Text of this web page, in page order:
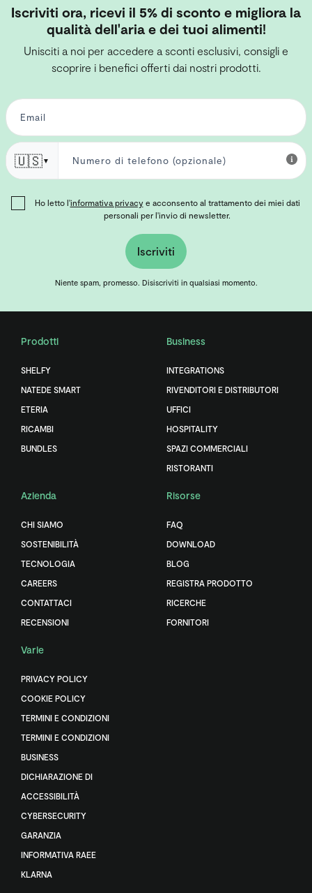
Iscriviti ora, ricevi il 5% di sconto e migliora la
qualità dell'aria e dei tuoi alimenti!
Unisciti a noi per accedere a sconti esclusivi, consigli e
scoprire i benefici offerti dai nostri prodotti.
🇺🇸▼
Ho letto l'informativa privacye acconsento al trattamento dei miei dati
personali per l'invio di newsletter.
Iscriviti
Niente spam, promesso. Disiscriviti in qualsiasi momento.
Prodotti
SHELFY
NATEDE SMART
ETERIA
RICAMBI
BUNDLES
Business
INTEGRATIONS
RIVENDITORI E DISTRIBUTORI
UFFICI
HOSPITALITY
SPAZI COMMERCIALI
RISTORANTI
Azienda
CHI SIAMO
SOSTENIBILITÀ
TECNOLOGIA
CAREERS
CONTATTACI
RECENSIONI
Risorse
FAQ
DOWNLOAD
BLOG
REGISTRA PRODOTTO
RICERCHE
FORNITORI
Varie
PRIVACY POLICY
COOKIE POLICY
TERMINI E CONDIZIONI
TERMINI E CONDIZIONI
BUSINESS
DICHIARAZIONE DI
ACCESSIBILITÀ
CYBERSECURITY
GARANZIA
INFORMATIVA RAEE
KLARNA